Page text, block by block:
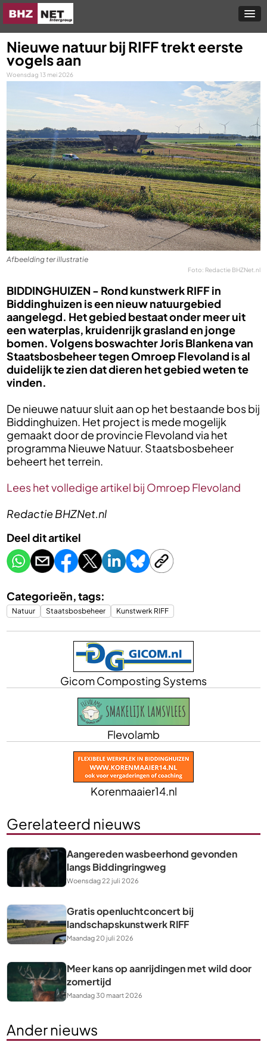
Nieuwe natuur bij RIFF trekt eerste
vogels aan
Woensdag 13 mei 2026
Afbeelding ter illustratie
Foto: Redactie BHZNet.nl
BIDDINGHUIZEN - Rond kunstwerk RIFF in
Biddinghuizen is een nieuw natuurgebied
aangelegd. Het gebied bestaat onder meer uit
een waterplas, kruidenrijk grasland en jonge
bomen. Volgens boswachter Joris Blankena van
Staatsbosbeheer tegen Omroep Flevoland is al
duidelijk te zien dat dieren het gebied weten te
vinden.
De nieuwe natuur sluit aan op het bestaande bos bij
Biddinghuizen. Het project is mede mogelijk
gemaakt door de provincie Flevoland via het
programma Nieuwe Natuur. Staatsbosbeheer
beheert het terrein.
Lees het volledige artikel bij Omroep Flevoland
Redactie BHZNet.nl
Deel dit artikel
Categorieën, tags:
Natuur Staatsbosbeheer Kunstwerk RIFF
Gicom Composting Systems
Flevolamb
Korenmaaier14.nl
Gerelateerd nieuws
Aangereden wasbeerhond gevonden
langs Biddingringweg
Woensdag 22 juli 2026
Gratis openluchtconcert bij
landschapskunstwerk RIFF
Maandag 20 juli 2026
Meer kans op aanrijdingen met wild door
zomertijd
Maandag 30 maart 2026
Ander nieuws